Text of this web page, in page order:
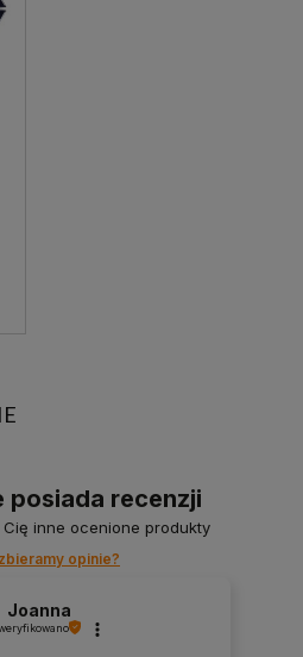
posiada recenzji
inne ocenione produkty
opinie?
Joanna